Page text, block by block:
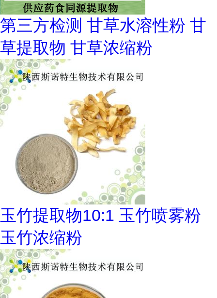
第三方检测 甘草水溶性粉 甘
草提取物 甘草浓缩粉
玉竹提取物10:1 玉竹喷雾粉
玉竹浓缩粉